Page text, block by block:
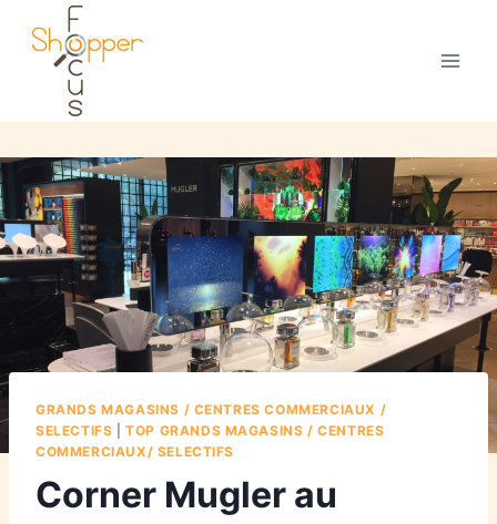
GRANDS MAGASINS / CENTRES COMMERCIAUX /
SELECTIFS |TOP GRANDS MAGASINS / CENTRES
COMMERCIAUX/ SELECTIFS
Corner Mugler au